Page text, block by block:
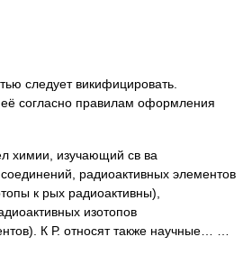
следует викифицировать.
согласно правилам оформления
химии, изучающий св ва
радиоактивных элементов
к рых радиоактивны),
изотопов
К Р. относят также научные… …